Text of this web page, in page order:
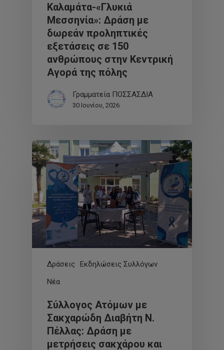
Καλαμάτα-«Γλυκιά
Μεσσηνία»: Δράση με
δωρεάν προληπτικές
εξετάσεις σε 150
ανθρώπους στην Κεντρική
Αγορά της πόλης
Γραμματεία ΠΟΣΣΑΣΔΙΑ
30 Ιουνίου, 2026
Δράσεις
Εκδηλώσεις Συλλόγων
Νέα
Σύλλογος Ατόμων με
Σακχαρώδη Διαβήτη Ν.
Πέλλας: Δράση με
μετρήσεις σακχάρου και